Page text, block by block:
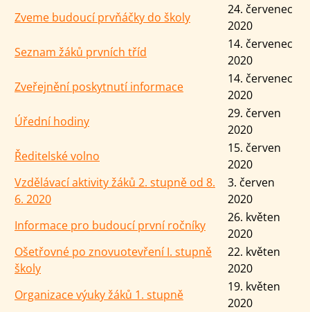
Zveme budoucí prvňáčky do školy
24. červenec
2020
Seznam žáků prvních tříd
14. červenec
2020
Zveřejnění poskytnutí informace
14. červenec
2020
Úřední hodiny
29. červen
2020
Ředitelské volno
15. červen
2020
Vzdělávací aktivity žáků 2. stupně od 8.
6. 2020
3. červen
2020
Informace pro budoucí první ročníky
26. květen
2020
Ošetřovné po znovuotevření I. stupně
školy
22. květen
2020
Organizace výuky žáků 1. stupně
19. květen
2020